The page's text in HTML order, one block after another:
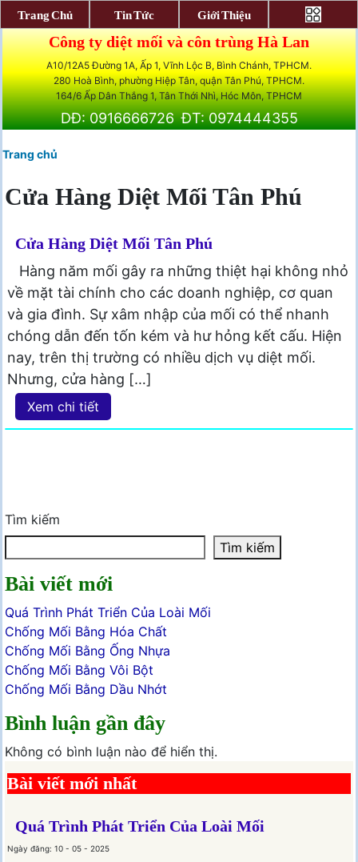
Công ty diệt mối và côn trùng Hà Lan
A10/12A5 Đường 1A, Ấp 1, Vĩnh Lộc B, Bình Chánh, TPHCM.
280 Hoà Bình, phường Hiệp Tân, quận Tân Phú, TPHCM.
164/6 Ấp Dân Thắng 1, Tân Thới Nhì, Hóc Môn, TPHCM
DĐ: 0916666726 ĐT: 0974444355
Trang chủ
Cửa Hàng Diệt Mối Tân Phú
Cửa Hàng Diệt Mối Tân Phú
Hàng năm mối gây ra những thiệt hại không nhỏ
về mặt tài chính cho các doanh nghiệp, cơ quan
và gia đình. Sự xâm nhập của mối có thể nhanh
chóng dẫn đến tốn kém và hư hỏng kết cấu. Hiện
nay, trên thị trường có nhiều dịch vụ diệt mối.
Nhưng, cửa hàng […]
Xem chi tiết
Tìm kiếm
Tìm kiếm
Bài viết mới
Quá Trình Phát Triển Của Loài Mối
Chống Mối Bằng Hóa Chất
Chống Mối Bằng Ống Nhựa
Chống Mối Bằng Vôi Bột
Chống Mối Bằng Dầu Nhớt
Bình luận gần đây
Không có bình luận nào để hiển thị.
Bài viết mới nhất
Quá Trình Phát Triển Của Loài Mối
Ngày đăng: 10 - 05 - 2025
Trang Chủ Tin Tức Giới Thiệu